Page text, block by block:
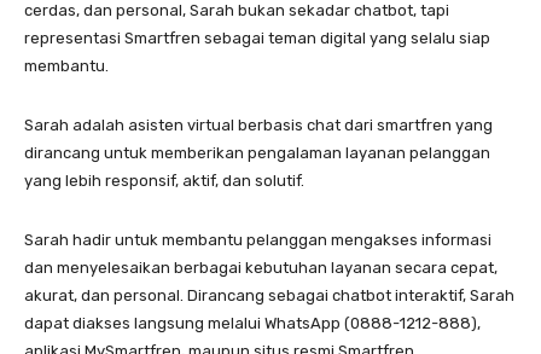
cerdas, dan personal, Sarah bukan sekadar chatbot, tapi
representasi Smartfren sebagai teman digital yang selalu siap
membantu.
Sarah adalah asisten virtual berbasis chat dari smartfren yang
dirancang untuk memberikan pengalaman layanan pelanggan
yang lebih responsif, aktif, dan solutif.
Sarah hadir untuk membantu pelanggan mengakses informasi
dan menyelesaikan berbagai kebutuhan layanan secara cepat,
akurat, dan personal. Dirancang sebagai chatbot interaktif, Sarah
dapat diakses langsung melalui WhatsApp (0888-1212-888),